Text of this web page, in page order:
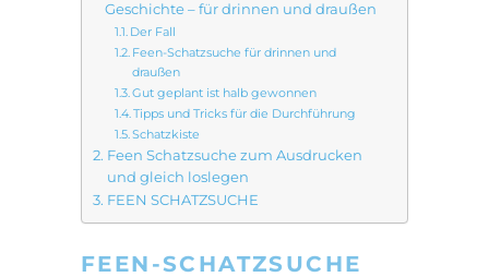
Geschichte – für drinnen und draußen
Der Fall
Feen-Schatzsuche für drinnen und
draußen
Gut geplant ist halb gewonnen
Tipps und Tricks für die Durchführung
Schatzkiste
Feen Schatzsuche zum Ausdrucken
und gleich loslegen
FEEN SCHATZSUCHE
FEEN-SCHATZSUCHE